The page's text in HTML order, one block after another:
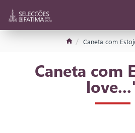
Caneta com
Caneta com